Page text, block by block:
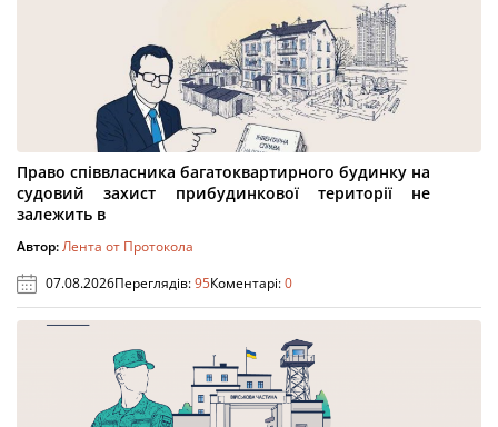
Право співвласника багатоквартирного будинку на
судовий захист прибудинкової території не
залежить в
Автор:Лента от Протокола
07.08.2026Переглядів:95Коментарі:0